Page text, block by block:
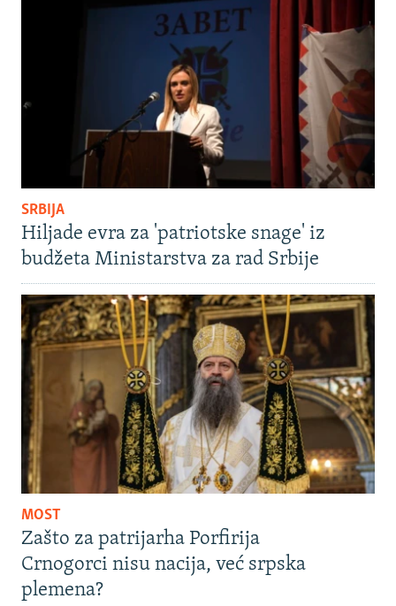
SRBIJA
Hiljade evra za 'patriotske snage' iz
budžeta Ministarstva za rad Srbije
MOST
Zašto za patrijarha Porfirija
Crnogorci nisu nacija, već srpska
plemena?